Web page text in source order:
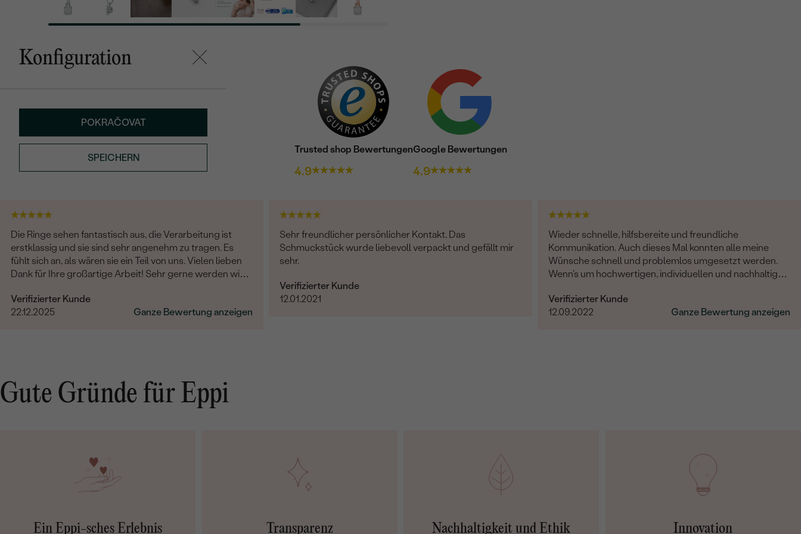
Konfiguration
POKRAČOVAT
SPEICHERN
Trusted shop Bewertungen
4.9
Google Bewertungen
4.9
Die Ringe sehen fantastisch aus, die Verarbeitung ist
erstklassig und sie sind sehr angenehm zu tragen. Es
fühlt sich an, als wären sie ein Teil von uns. Vielen lieben
Dank für Ihre großartige Arbeit! Sehr gerne werden wir
weiterempfehlen.
Verifizierter Kunde
22.12.2025
Ganze Bewertung anzeigen
Sehr freundlicher persönlicher Kontakt. Das
Schmuckstück wurde liebevoll verpackt und gefällt mir
sehr.
Verifizierter Kunde
12.01.2021
Wieder schnelle, hilfsbereite und freundliche
Kommunikation. Auch dieses Mal konnten alle meine
Wünsche schnell und problemlos umgesetzt werden.
Wenn's um hochwertigen, individuellen und nachhaltigen
Verifizierter Kunde
12.09.2022
Ganze Bewertung anzeigen
Gute Gründe für Eppi
Ein Eppi-sches Erlebnis Transparenz Nachhaltigkeit und Ethik Innovation